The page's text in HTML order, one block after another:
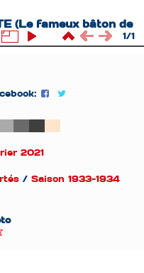
(Le fameux bâton de
1/1
2021
/ Saison 1933-1934